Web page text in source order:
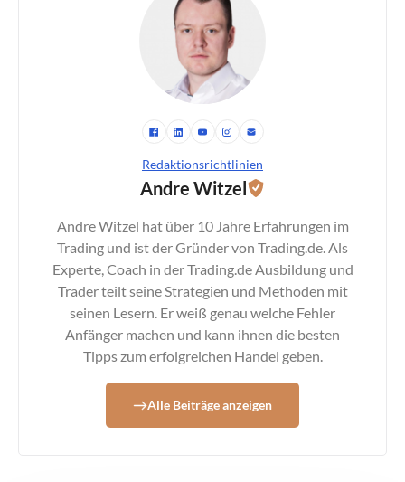
Redaktionsrichtlinien
Andre Witzel
Andre Witzel hat über 10 Jahre Erfahrungen im
Trading und ist der Gründer von Trading.de. Als
Experte, Coach in der Trading.de Ausbildung und
Trader teilt seine Strategien und Methoden mit
seinen Lesern. Er weiß genau welche Fehler
Anfänger machen und kann ihnen die besten
Tipps zum erfolgreichen Handel geben.
Alle Beiträge anzeigen